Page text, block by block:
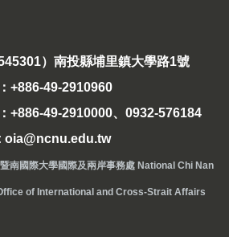
）南投縣埔里鎮大學路1號
+886-49-2910960
+886-49-2910000、0932-576184
oia@ncnu.edu.tw
南國際大學國際及兩岸事務處 National Chi Nan
of International and Cross-Strait Affairs